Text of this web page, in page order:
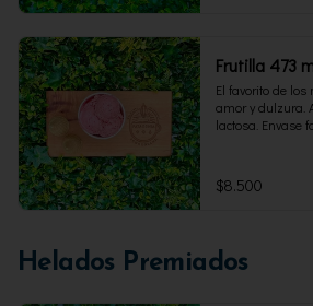
Frutilla 473
El favorito de
amor y dulzura.
lactosa. Envase
$8.500
Helados Premiados